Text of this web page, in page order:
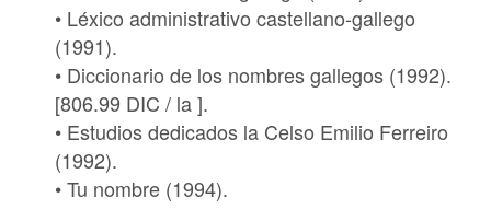
• Léxico administrativo castellano-gallego
(1991).
• Diccionario de los nombres gallegos (1992).
[806.99 DIC / la ].
• Estudios dedicados la Celso Emilio Ferreiro
(1992).
• Tu nombre (1994).